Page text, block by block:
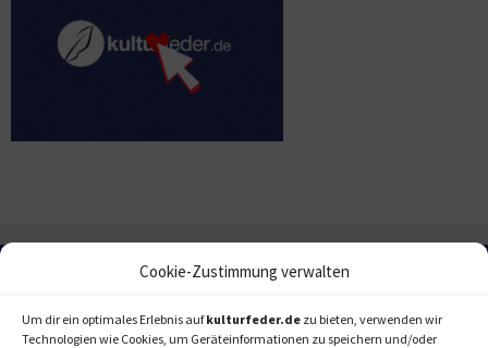
Cookie-Zustimmung verwalten
Um dir ein optimales Erlebnis aufkulturfeder.de zu bieten, verwenden wir
Technologien wie Cookies, um Geräteinformationen zu speichern und/oder